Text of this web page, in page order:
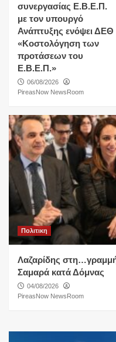
συνεργασίας Ε.Β.Ε.Π.
με τον υπουργό
Ανάπτυξης ενόψει ΔΕΘ
«Κοστολόγηση των
προτάσεων του
Ε.Β.Ε.Π.»
06/08/2026
PireasNow NewsRoom
Πολιτικη
Λαζαρίδης
Σαμαρά κατά Δόμνας
04/08/2026
PireasNow NewsRoom